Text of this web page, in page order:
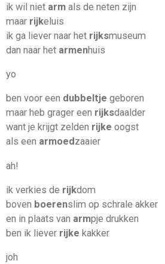
ik wil niet arm als de neten zijn
maar rijkeluis
ik ga liever naar het rijksmuseum
dan naar het armenhuis
yo
ben voor een dubbeltje geboren
maar heb grager een rijksdaalder
want je krijgt zelden rijke oogst
als een armoed zaaier
ah!
ik verkies de rijkdom
boven boerenslim op schrale akker
en in plaats van armpje drukken
ben ik liever rijke kakker
joh